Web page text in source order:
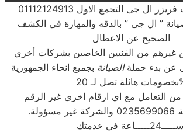
ال جى التجمع الاول 01112124913
الصحيح عن الاعطال
عن بدء حملةالصيانة بجميع انحاء الجمهورية
لـ 20%
التعامل مع اي ارقام اخري غير الرقم
0235699066 والشركة غير مسؤولة.